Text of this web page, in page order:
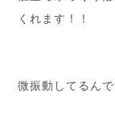
くれます！！
微振動してるん